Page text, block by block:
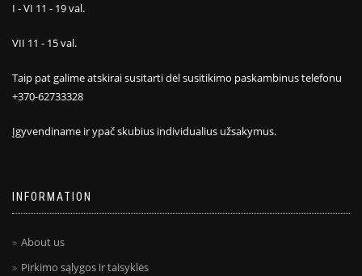
I - VI 11 - 19 val.
VII 11 - 15 val.
Taip pat galime atskirai susitarti dėl susitikimo paskambinus telefonu
+370-62733328
Įgyvendiname ir ypač skubius individualius užsakymus.
INFORMATION
About us
Pirkimo sąlygos ir taisyklės